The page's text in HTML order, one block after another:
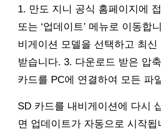
1. 만도 지니 공식 홈페이지에 접
또는 ‘업데이트’ 메뉴로 이동합
비게이션 모델을 선택하고 최
받습니다. 3. 다운로드 받은 압
카드를 PC에 연결하여 모든 파
SD 카드를 내비게이션에 다시
면 업데이트가 자동으로 시작